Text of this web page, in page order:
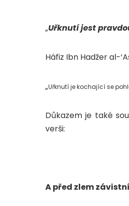
„Uřknutí jest
Háfiz Ibn Hadžer al-
„Uřknutí je kochající se
Důkazem je také
verši:
A před zlem